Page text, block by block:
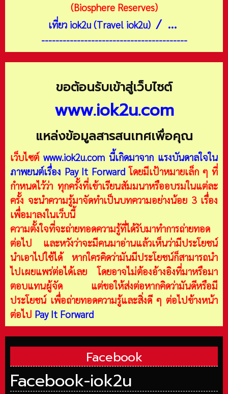
(Biosphere Reserves)
เที่ยว iok2u (Travel iok2u) / ...
-----------------------------------------
ขอต้อนรับเข้าสู่เว็บไซต์
www.iok2u.com
แหล่งข้อมูลสารสนเทศเพื่อคุณ
เว็บไซต์ www.iok2u.com นี้เกิดมาจาก แรงบันดาลใจใน
ภาพยนต์เรื่อง Pay It Forward โดยมีเป้าหมายเล็ก ๆ ที่
กำหนดไว้ว่า ทุกครั้งที่เข้าเรียนสัมมนาหรืออบรมในแต่ละ
ครั้ง จะนำความรู้มาจัดทำเป็นบทความอย่างน้อย 3 เรื่อง
เพื่อมาลงในเว็บนี้
ความตั้งใจที่จะถ่ายทอดความรู้ที่ได้รับมาทำการถ่ายทอด
ต่อไป และหวังว่าจะมีคนมาอ่านแล้วเห็นว่ามีประโยชน์
นำเอาไปใช้ได้ หากใครคิดว่ามันมีประโยชน์ก็สามารถนำ
ไปเผยแพร่ต่อได้เลย โดยอาจไม่ต้องอ้างอิงที่มาหรือมา
ตอบแทนผู้จัด แต่ขอให้ส่งต่อหากคิดว่ามันดีหรือมี
ประโยชน์ เพื่อถ่ายทอดความรู้และสิ่งดี ๆ ต่อไปข้างหน้า
ต่อไป Pay It Forward
Facebook
Facebook-iok2u